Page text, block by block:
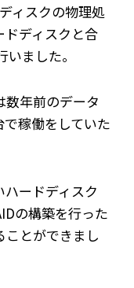
ィスクの物理処
ドディスクと合
ました。
数年前のデータ
で稼働をしていた
ードディスク
の構築を行った
ことができまし